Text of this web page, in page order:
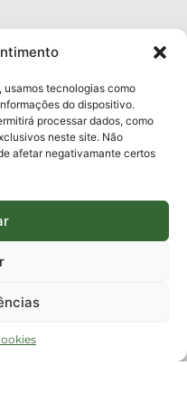
usamos tecnologias como
do dispositivo.
processar dados, como
neste site. Não
afetar negativamante certos
de Contas
3665-4831
/ Celta, 5° andar